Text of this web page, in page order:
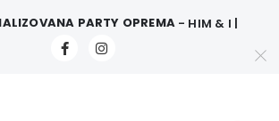
PARTY OPREMA - HIM & I |